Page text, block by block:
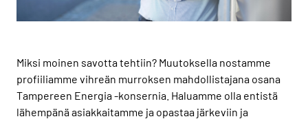
Miksi moinen savotta tehtiin? Muutoksella nostamme
profiiliamme vihreän murroksen mahdollistajana osana
Tampereen Energia -konsernia. Haluamme olla entistä
lähempänä asiakkaitamme ja opastaa järkeviin ja